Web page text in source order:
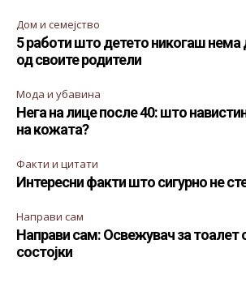
Дом и семејство
5 работи што детето никогаш нема
од своите родители
Мода и убавина
Нега на лице после 40: што
на кожата?
Факти и цитати
Интересни факти што сигурно не
Направи сам
Направи сам: Освежувач за тоалет
состојки